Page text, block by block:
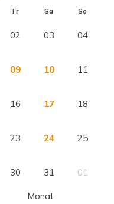
Fr Sa So
02 03 04
09 10 11
16 17 18
23 24 25
30 31 01
Monat